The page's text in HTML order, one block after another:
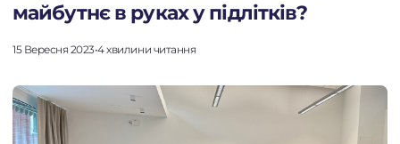
майбутнє в руках у підлітків?
15 Вересня 2023•4 хвилини читання